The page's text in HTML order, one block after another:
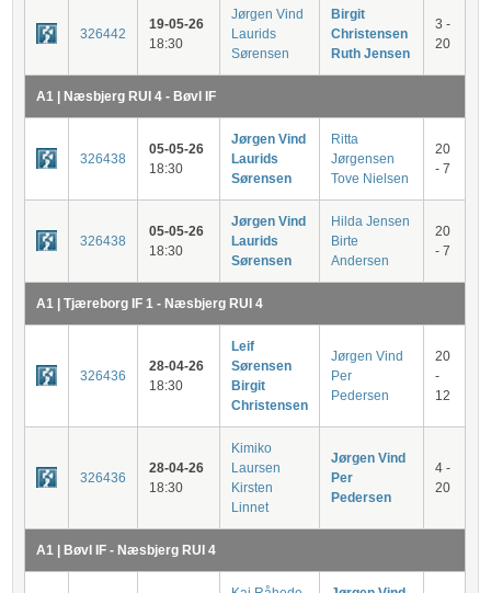
326442
19-05-26
18:30
Jørgen Vind
Laurids
Sørensen
Birgit
Christensen
Ruth Jensen
3 -
20
A1 | Næsbjerg RUI 4 - Bøvl IF
326438
05-05-26
18:30
Jørgen Vind
Laurids
Sørensen
Ritta
Jørgensen
Tove Nielsen
20
- 7
326438
05-05-26
18:30
Jørgen Vind
Laurids
Sørensen
Hilda Jensen
Birte
Andersen
20
- 7
A1 | Tjæreborg IF 1 - Næsbjerg RUI 4
326436
28-04-26
18:30
Leif
Sørensen
Birgit
Christensen
Jørgen Vind
Per
Pedersen
20
-
12
326436
28-04-26
18:30
Kimiko
Laursen
Kirsten
Linnet
Jørgen Vind
Per
Pedersen
4 -
20
A1 | Bøvl IF - Næsbjerg RUI 4